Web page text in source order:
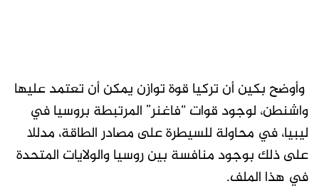
‏ وأوضح بكين أن تركيا قوة توازن يمكن أن تعتمد عليها
واشنطن، لوجود قوات “فاغنر” المرتبطة بروسيا في
ليبيا، في محاولة للسيطرة على مصادر الطاقة، مدللا
على ذلك بوجود منافسة بين روسيا والولايات المتحدة
في هذا الملف.